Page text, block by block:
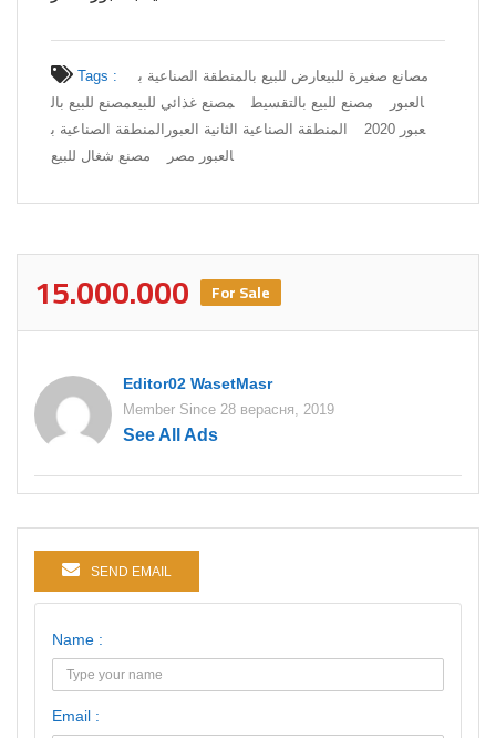
Tags : مصانع صغيرة للبيعارض للبيع بالمنطقة الصناعية ب
العبور
مصنع للبيع بالتقسيط مصنع غذائي للبيعمصنع للبيع بال
عبور 2020
المنطقة الصناعية الثانية العبور المنطقة الصناعية ب
العبور مصر
مصنع شغال للبيع
15.000.000 For Sale
Editor02 WasetMasr
Member Since 28 верасня, 2019
See All Ads
SEND EMAIL
Name :
Email :